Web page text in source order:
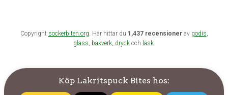
Köp Lakritspuck Bites hos:
Copyright sockerbiten.org. Här hittar du 1,437 recensionerav godis,
glass, bakverk, dryckoch läsk.